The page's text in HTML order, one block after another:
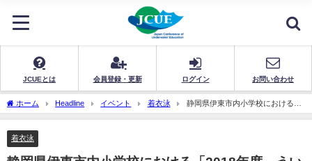
JCUEとは 会員登録・更新 ログイン お問い合わせ
ホーム Headline イベント 着衣泳
静岡県伊東市内小学校における
「2018年度 ういてまて講習とスノーケリング体験」開催のお知らせ
着衣泳